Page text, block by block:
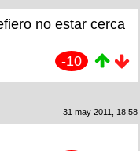
no estar cerca
-10
31 may 2011, 18:58